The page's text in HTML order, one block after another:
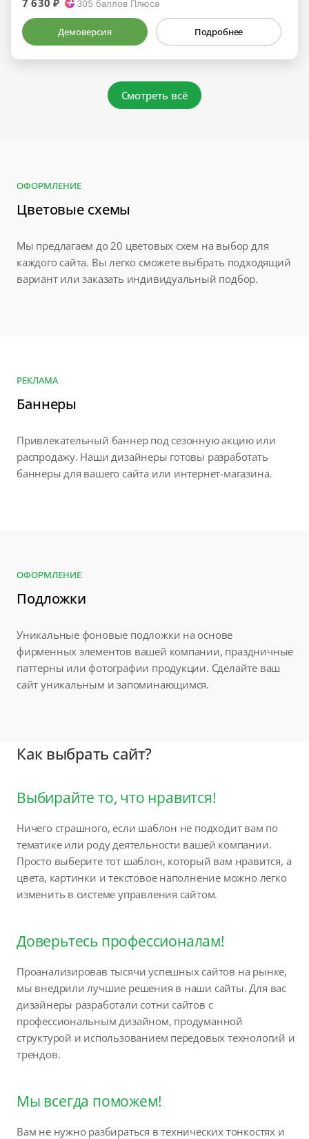
305 баллов Плюса
Демоверсия Подробнее
Смотреть всё
ОФОРМЛЕНИЕ
Цветовые схемы
Мы предлагаем до 20 цветовых схем на выбор для
каждого сайта. Вы легко сможете выбрать подходящий
вариант или заказать индивидуальный подбор.
РЕКЛАМА
Баннеры
Привлекательный баннер под сезонную акцию или
распродажу. Наши дизайнеры готовы разработать
баннеры для вашего сайта или интернет-магазина.
ОФОРМЛЕНИЕ
Подложки
Уникальные фоновые подложки на основе
фирменных элементов вашей компании, праздничные
паттерны или фотографии продукции. Сделайте ваш
сайт уникальным и запоминающимся.
Как выбрать сайт?
Выбирайте то, что нравится!
Ничего страшного, если шаблон не подходит вам по
тематике или роду деятельности вашей компании.
Просто выберите тот шаблон, который вам нравится, а
цвета, картинки и текстовое наполнение можно легко
изменить в системе управления сайтом.
Доверьтесь профессионалам!
Проанализировав тысячи успешных сайтов на рынке,
мы внедрили лучшие решения в наши сайты. Для вас
дизайнеры разработали сотни сайтов с
профессиональным дизайном, продуманной
структурой и использованием передовых технологий и
трендов.
Мы всегда поможем!
Вам не нужно разбираться в технических тонкостях и